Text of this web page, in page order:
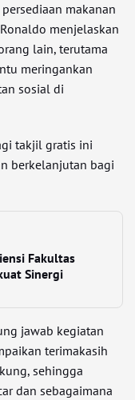
makanan
menjelaskan
lain, terutama
meringankan
sosial di
takjil gratis ini
berkelanjutan bagi
Fakultas
Sinergi
jawab kegiatan
terimakasih
sehingga
dan sebagaimana